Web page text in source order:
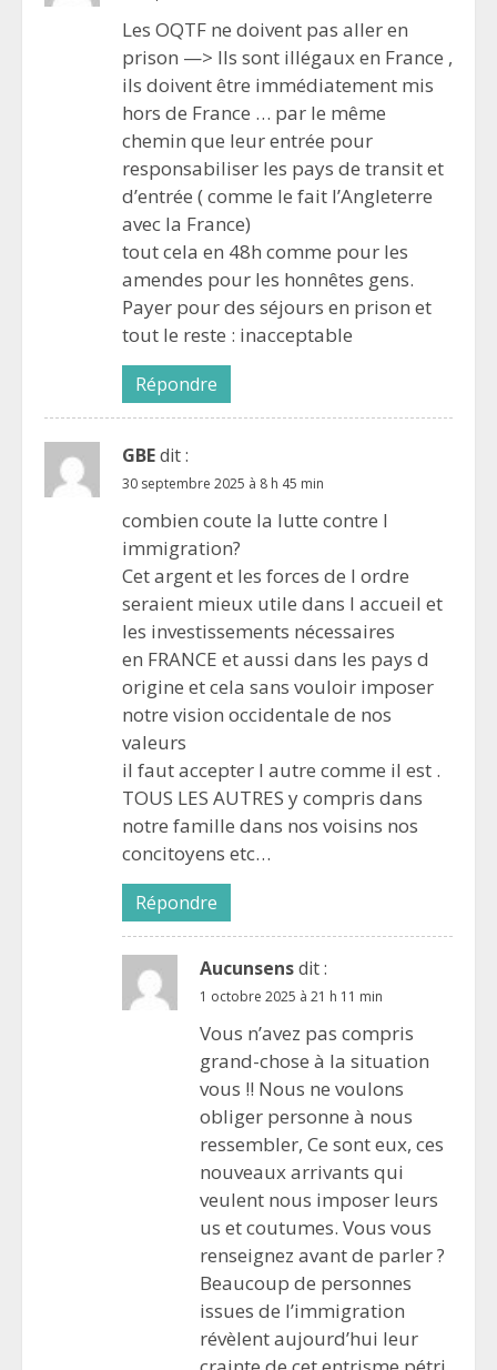
Les OQTF ne doivent pas aller en
prison —> Ils sont illégaux en France ,
ils doivent être immédiatement mis
hors de France … par le même
chemin que leur entrée pour
responsabiliser les pays de transit et
d’entrée ( comme le fait l’Angleterre
avec la France)
tout cela en 48h comme pour les
amendes pour les honnêtes gens.
Payer pour des séjours en prison et
tout le reste : inacceptable
Répondre
GBEdit :
30 septembre 2025 à 8 h 45 min
combien coute la lutte contre l
immigration?
Cet argent et les forces de l ordre
seraient mieux utile dans l accueil et
les investissements nécessaires
en FRANCE et aussi dans les pays d
origine et cela sans vouloir imposer
notre vision occidentale de nos
valeurs
il faut accepter l autre comme il est .
TOUS LES AUTRES y compris dans
notre famille dans nos voisins nos
concitoyens etc…
Répondre
Aucunsensdit :
1 octobre 2025 à 21 h 11 min
Vous n’avez pas compris
grand-chose à la situation
vous !! Nous ne voulons
obliger personne à nous
ressembler, Ce sont eux, ces
nouveaux arrivants qui
veulent nous imposer leurs
us et coutumes. Vous vous
renseignez avant de parler ?
Beaucoup de personnes
issues de l’immigration
révèlent aujourd’hui leur